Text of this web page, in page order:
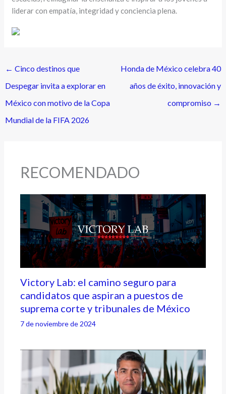
liderar con empatía, integridad y conciencia plena.
← Cinco destinos que
Despegar invita a explorar en
México con motivo de la Copa
Mundial de la FIFA 2026
Honda de México celebra 40
años de éxito, innovación y
compromiso →
RECOMENDADO
Victory Lab: el camino seguro para
candidatos que aspiran a puestos de
suprema corte y tribunales de México
7 de noviembre de 2024